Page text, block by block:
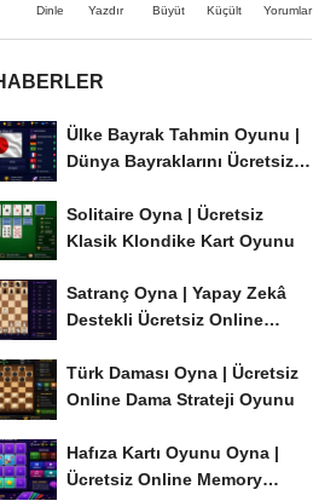
Dinle Yazdır Büyüt Küçült Yorumlar
Ülke Bayrak Tahmin Oyunu |
Dünya Bayraklarını Ücretsiz
Solitaire Oyna | Ücretsiz
Klasik Klondike Kart Oyunu
Satranç Oyna | Yapay Zekâ
Destekli Ücretsiz Online
Türk Daması Oyna | Ücretsiz
Online Dama Strateji Oyunu
Hafıza Kartı Oyunu Oyna |
Ücretsiz Online Memory